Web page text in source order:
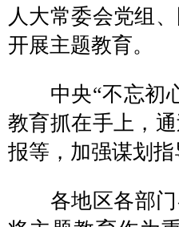
人大常委会党组
开展主题教育。
中央“不忘初心
教育抓在手上，
报等，加强谋划
各地区各部门